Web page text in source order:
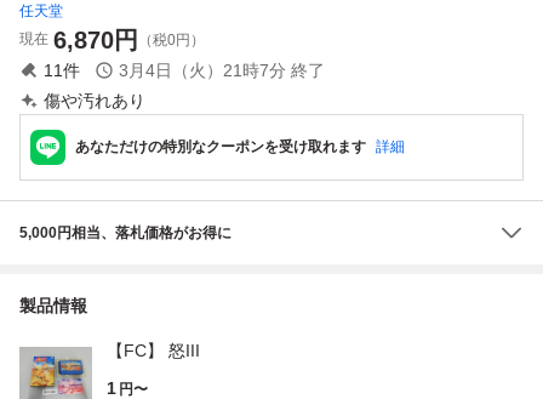
任天堂
現在 6,870円 （税0円）
11件 3月4日（火）21時7分 終了
傷や汚れあり
あなただけの特別なクーポンを受け取れます 詳細
5,000円相当、落札価格がお得に
製品情報
【FC】 怒III
1 円〜